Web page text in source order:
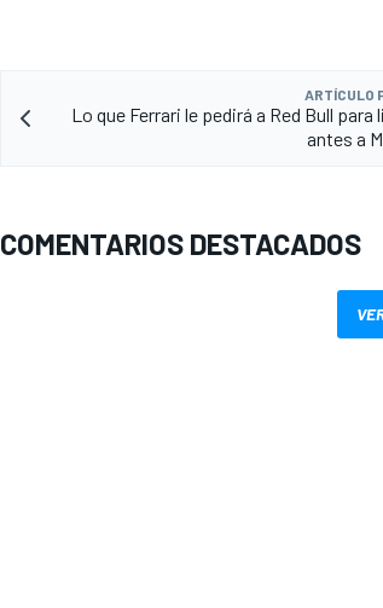
ARTÍCULO
Lo que Ferrari le pedirá a Red Bull para
antes a
COMENTARIOS DESTACADOS